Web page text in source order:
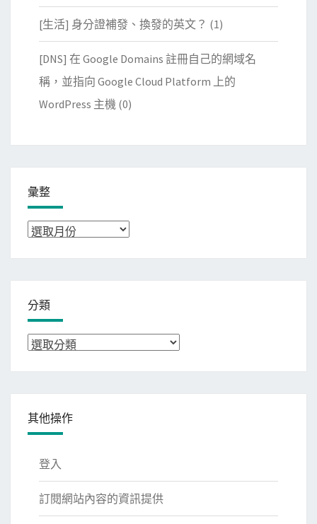
[生活] 身分證補發、換發的英文？ (1)
[DNS] 在 Google Domains 註冊自己的網域名
稱，並指向 Google Cloud Platform 上的
WordPress 主機 (0)
彙整
彙
分類
分
其他操作
登入
訂閱網站內容的資訊提供